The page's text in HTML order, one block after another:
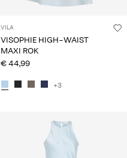
VILA
VISOPHIE HIGH-WAIST
MAXI ROK
€ 44,99
+3